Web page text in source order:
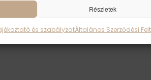
Részletek
és szabályzatÁltalános Szerződési